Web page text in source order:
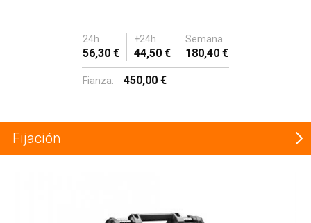
24h +24h Semana
56,30 € 44,50 € 180,40 €
Fianza: 450,00 €
Fijación